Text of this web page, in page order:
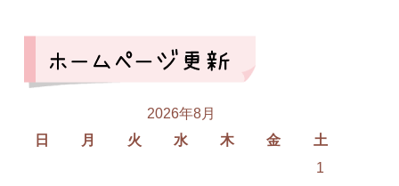
2026年8月
日
月 火 水 木 金
土
1